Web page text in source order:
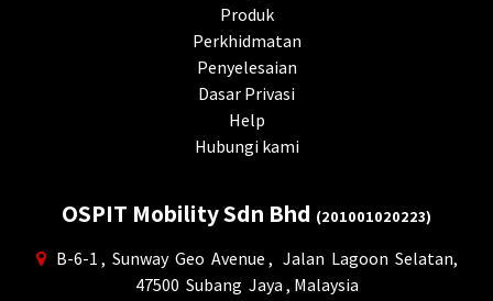
Produk
Perkhidmatan
Penyelesaian
Dasar Privasi
Help
Hubungi kami
OSPIT Mobility Sdn Bhd (201001020223)
B-6-1 , Sunway Geo Avenue , Jalan Lagoon Selatan,
47500 Subang Jaya , Malaysia